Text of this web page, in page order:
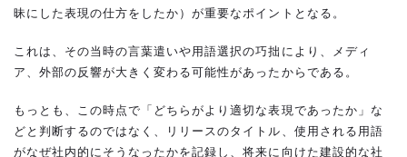
昧にした表現の仕方をしたか）が重要なポイントとなる。
これは、その当時の言葉遣いや用語選択の巧拙により、メディ
ア、外部の反響が大きく変わる可能性があったからである。
もっとも、この時点で「どちらがより適切な表現であったか」な
どと判断するのではなく、リリースのタイトル、使用される用語
がなぜ社内的にそうなったかを記録し、将来に向けた建設的な社